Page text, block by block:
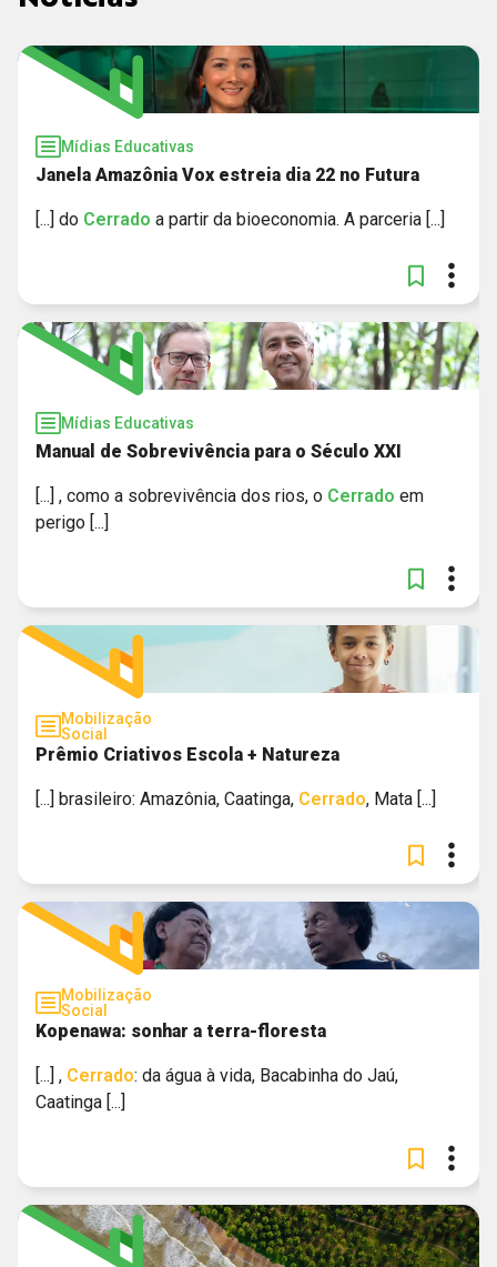
Mídias Educativas
Janela Amazônia Vox estreia dia 22 no Futura
[...] do Cerrado a partir da bioeconomia. A parceria [...]
Mídias Educativas
Manual de Sobrevivência para o Século XXI
[...] , como a sobrevivência dos rios, o Cerrado em
perigo [...]
Mobilização
Social
Prêmio Criativos Escola + Natureza
[...] brasileiro: Amazônia, Caatinga, Cerrado, Mata [...]
Mobilização
Social
Kopenawa: sonhar a terra-floresta
[...] , Cerrado: da água à vida, Bacabinha do Jaú,
Caatinga [...]